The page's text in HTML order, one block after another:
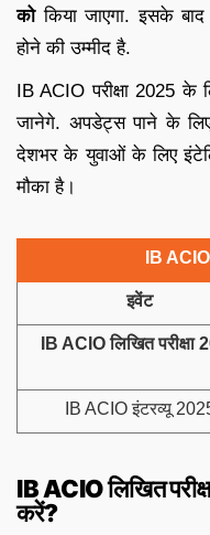
कोकिया जाएगा. इसके
होने की उम्मीद है.
IB ACIO परीक्षा 2025 के
जानेगे. अपडेट्स पाने के
देशभर के युवाओं के लिए
मौका है।
IB
इवेंट
IB ACIO लिखित परीक्षा
IB ACIO इंटरव्यू
IB ACIO लिखित
करें?